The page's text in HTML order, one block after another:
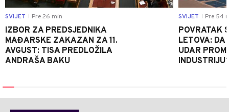
SVIJET Pre 26 min
IZBOR ZA PREDSJEDNIKA
MAĐARSKE ZAKAZAN ZA 11.
AVGUST: TISA PREDLOŽILA
ANDRAŠA BAKU
SVIJET Pre 54
POVRATAK
LETOVA: DA
UDAR